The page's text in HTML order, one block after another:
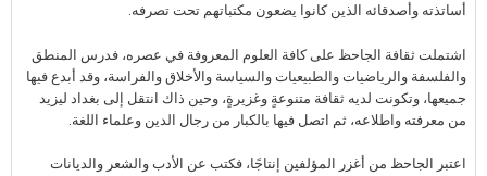
أساتذته وأصدقائه الذين كانوا يضعون مكتباتهم تحت تصرفه.
اشتملت ثقافة الجاحظ على كافة العلوم المعروفة في عصره، فدرس المنطق
والفلسفة والرياضيات والطبيعيات والسياسة والأخلاق والفراسة، وقد أبدع فيها
جميعها، وتكونت لديه ثقافة متنوعةٍ وغزيرةٍ، وحين ذاك انتقل إلى بغداد ليزيد
من معرفته واطلاعه، ثم اتصل فيها بالكبار من رجال الدين وعلماء اللغة.
اعتبر الجاحظ من أغزر المؤلفين إنتاجًا، فكتب عن الأدب والشعر والديانات